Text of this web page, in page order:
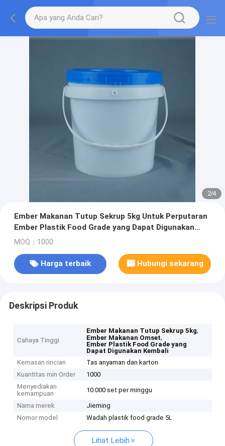
2/4
Ember Makanan Tutup Sekrup 5kg Untuk Perputaran
Ember Plastik Food Grade yang Dapat Digunakan
Kembali
MOQ：1000
Harga terbaik Hubungi sekarang
Deskripsi Produk
Cahaya Tinggi
Ember Makanan Tutup Sekrup 5kg,
Ember Makanan Omset,
Ember Plastik Food Grade yang
Dapat Digunakan Kembali
Kemasan rincian
Tas anyaman dan karton
Kuantitas min Order
1000
Menyediakan
kemampuan
10.000 set per minggu
Nama merek
Jieming
Nomor model
Wadah plastik food grade 5L
Lihat Lebih